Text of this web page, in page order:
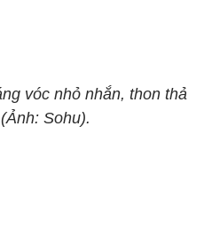
vóc nhỏ nhắn, thon thả
Sohu).